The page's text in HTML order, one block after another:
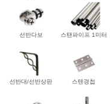
선반다보 스탠파이프 1미터
선반대/선반상판 스텐경첩